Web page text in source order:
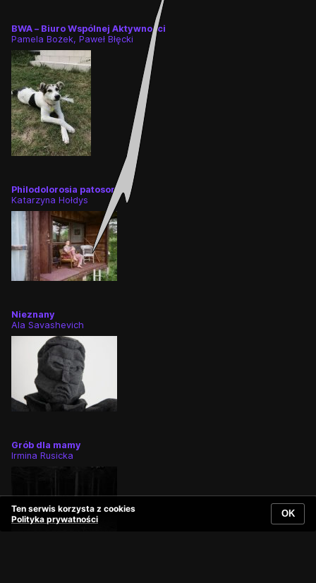
BWA – Biuro Wspólnej Aktywności
Pamela Bożek, Paweł Błęcki
Philodolorosia patosoria
Katarzyna Hołdys
Nieznany
Ala Savashevich
Grób dla mamy
Irmina Rusicka
Ten serwis korzysta z cookies
Polityka prywatności
OK